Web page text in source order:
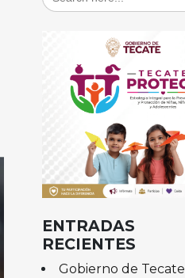
ENTRADAS
RECIENTES
Gobierno de Tecate